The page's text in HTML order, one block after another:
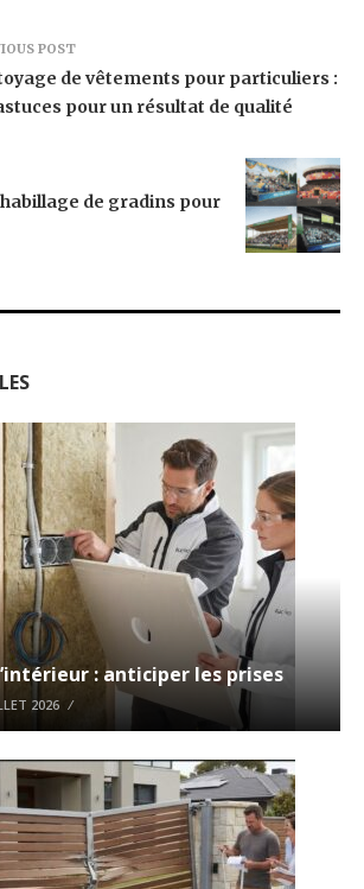
POST
de vêtements pour particuliers :
pour un résultat de qualité
de gradins pour
: anticiper les prises
2026